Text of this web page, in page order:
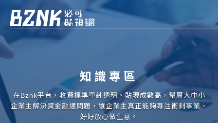
Bznk 必可貼現網
申貸
註冊 登入
知識專區
在Bznk平台，收費標準單純透明、貼現成數高，幫廣大中小
企業主解決資金融通問題，讓企業主真正能夠專注衝刺事業、
好好放心做生意。